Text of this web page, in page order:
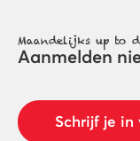
Maandelijks up to
Aanmelden
Schrijf je in